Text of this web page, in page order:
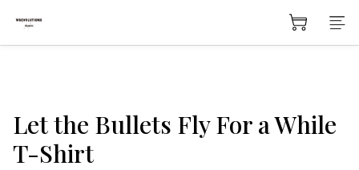
Let the Bullets Fly For a While
T-Shirt